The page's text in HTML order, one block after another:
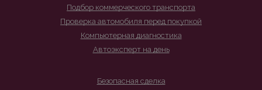
Подбор коммерческого транспорта
Проверка автомобиля перед покупкой
Компьютерная диагностика
Автоэксперт на день
Безопасная сделка